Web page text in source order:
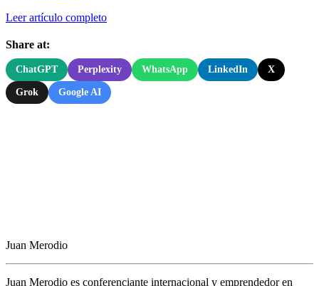
Leer artículo completo
Share at:
ChatGPT Perplexity WhatsApp LinkedIn X
Grok Google AI
Juan Merodio
Juan Merodio es conferenciante internacional y emprendedor en